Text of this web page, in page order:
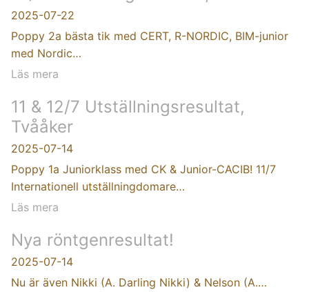
2025-07-22
Poppy 2a bästa tik med CERT, R-NORDIC, BIM-junior
med Nordic…
Läs mera
11 & 12/7 Utställningsresultat,
Tvååker
2025-07-14
Poppy 1a Juniorklass med CK & Junior-CACIB! 11/7
Internationell utställningdomare…
Läs mera
Nya röntgenresultat!
2025-07-14
Nu är även Nikki (A. Darling Nikki) & Nelson (A.…